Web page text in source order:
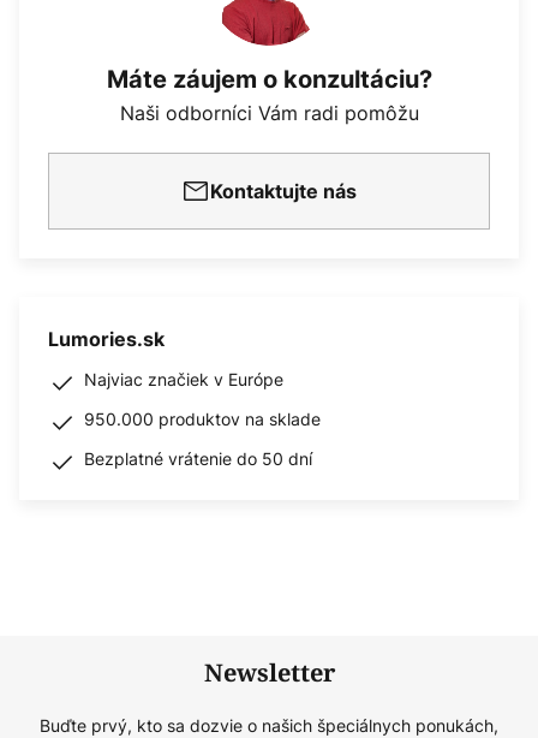
Máte záujem o konzultáciu?
Naši odborníci Vám radi pomôžu
Kontaktujte nás
Lumories.sk
Najviac značiek v Európe
950.000 produktov na sklade
Bezplatné vrátenie do 50 dní
Newsletter
Buďte prvý, kto sa dozvie o našich špeciálnych ponukách,